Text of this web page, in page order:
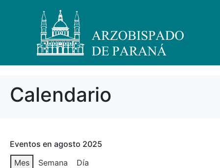
Calendario
Eventos en agosto 2025
Mes
Semana
Día